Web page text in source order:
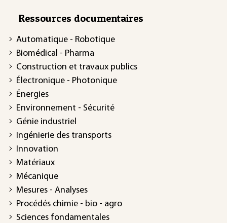
Ressources documentaires
Automatique - Robotique
Biomédical - Pharma
Construction et travaux publics
Électronique - Photonique
Énergies
Environnement - Sécurité
Génie industriel
Ingénierie des transports
Innovation
Matériaux
Mécanique
Mesures - Analyses
Procédés chimie - bio - agro
Sciences fondamentales